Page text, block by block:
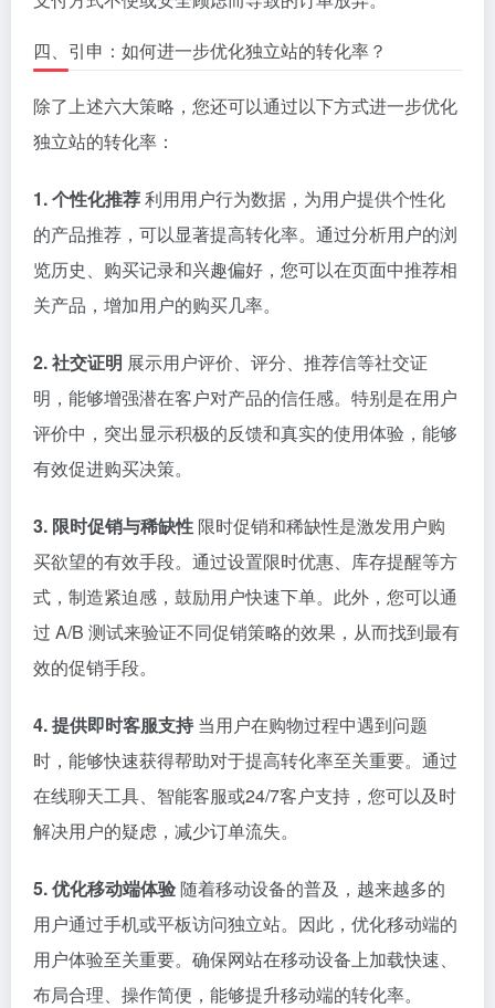
四、引申：如何进一步优化独立站的转化率？
除了上述六大策略，您还可以通过以下方式进一步优化
独立站的转化率：
1. 个性化推荐利用用户行为数据，为用户提供个性化
的产品推荐，可以显著提高转化率。通过分析用户的浏
览历史、购买记录和兴趣偏好，您可以在页面中推荐相
关产品，增加用户的购买几率。
2. 社交证明 展示用户评价、评分、推荐信等社交证
明，能够增强潜在客户对产品的信任感。特别是在用户
评价中，突出显示积极的反馈和真实的使用体验，能够
有效促进购买决策。
3. 限时促销与稀缺性 限时促销和稀缺性是激发用户购
买欲望的有效手段。通过设置限时优惠、库存提醒等方
式，制造紧迫感，鼓励用户快速下单。此外，您可以通
过 A/B 测试来验证不同促销策略的效果，从而找到最有
效的促销手段。
4. 提供即时客服支持 当用户在购物过程中遇到问题
时，能够快速获得帮助对于提高转化率至关重要。通过
在线聊天工具、智能客服或24/7客户支持，您可以及时
解决用户的疑虑，减少订单流失。
5. 优化移动端体验随着移动设备的普及，越来越多的
用户通过手机或平板访问独立站。因此，优化移动端的
用户体验至关重要。确保网站在移动设备上加载快速、
布局合理、操作简便，能够提升移动端的转化率。